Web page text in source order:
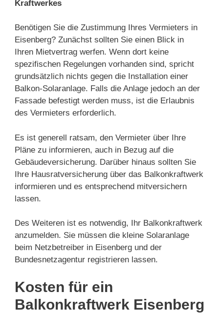
Kraftwerkes
Benötigen Sie die Zustimmung Ihres Vermieters in
Eisenberg? Zunächst sollten Sie einen Blick in
Ihren Mietvertrag werfen. Wenn dort keine
spezifischen Regelungen vorhanden sind, spricht
grundsätzlich nichts gegen die Installation einer
Balkon-Solaranlage. Falls die Anlage jedoch an der
Fassade befestigt werden muss, ist die Erlaubnis
des Vermieters erforderlich.
Es ist generell ratsam, den Vermieter über Ihre
Pläne zu informieren, auch in Bezug auf die
Gebäudeversicherung. Darüber hinaus sollten Sie
Ihre Hausratversicherung über das Balkonkraftwerk
informieren und es entsprechend mitversichern
lassen.
Des Weiteren ist es notwendig, Ihr Balkonkraftwerk
anzumelden. Sie müssen die kleine Solaranlage
beim Netzbetreiber in Eisenberg und der
Bundesnetzagentur registrieren lassen.
Kosten für ein
Balkonkraftwerk Eisenberg